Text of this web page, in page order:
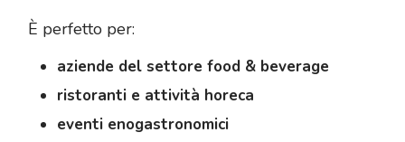
È perfetto per:
aziende del settore food & beverage
ristoranti e attività horeca
eventi enogastronomici